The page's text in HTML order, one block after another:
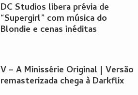
DC Studios libera prévia de
“Supergirl” com música do
Blondie e cenas inéditas
V – A Minissérie Original | Versão
remasterizada chega à Darkflix